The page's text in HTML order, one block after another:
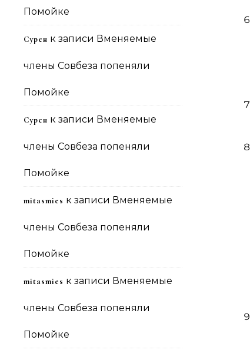
Помойке
Сурен к записи Вменяемые
члены Совбеза попеняли
Помойке
Сурен к записи Вменяемые
члены Совбеза попеняли
Помойке
mitasmies к записи Вменяемые
члены Совбеза попеняли
Помойке
mitasmies к записи Вменяемые
члены Совбеза попеняли
Помойке